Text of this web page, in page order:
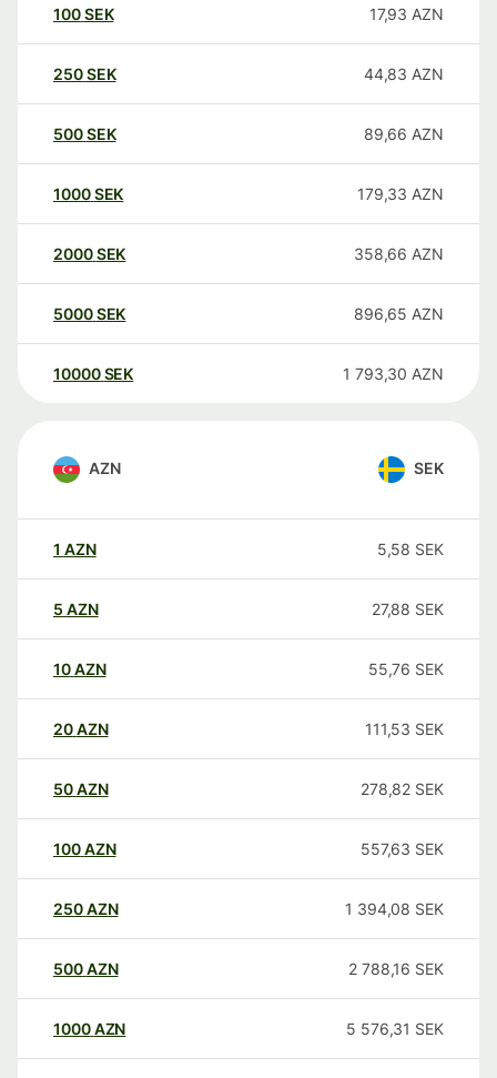
100SEK 17,93 AZN
250SEK 44,83 AZN
500SEK 89,66 AZN
1000SEK 179,33 AZN
2000SEK 358,66 AZN
5000SEK 896,65 AZN
10000 SEK 1 793,30 AZN
AZN SEK
1 AZN 5,58 SEK
5 AZN 27,88 SEK
10AZN 55,76 SEK
20AZN 111,53 SEK
50AZN 278,82 SEK
100AZN 557,63 SEK
250AZN 1 394,08 SEK
500AZN 2 788,16 SEK
1000AZN 5 576,31 SEK